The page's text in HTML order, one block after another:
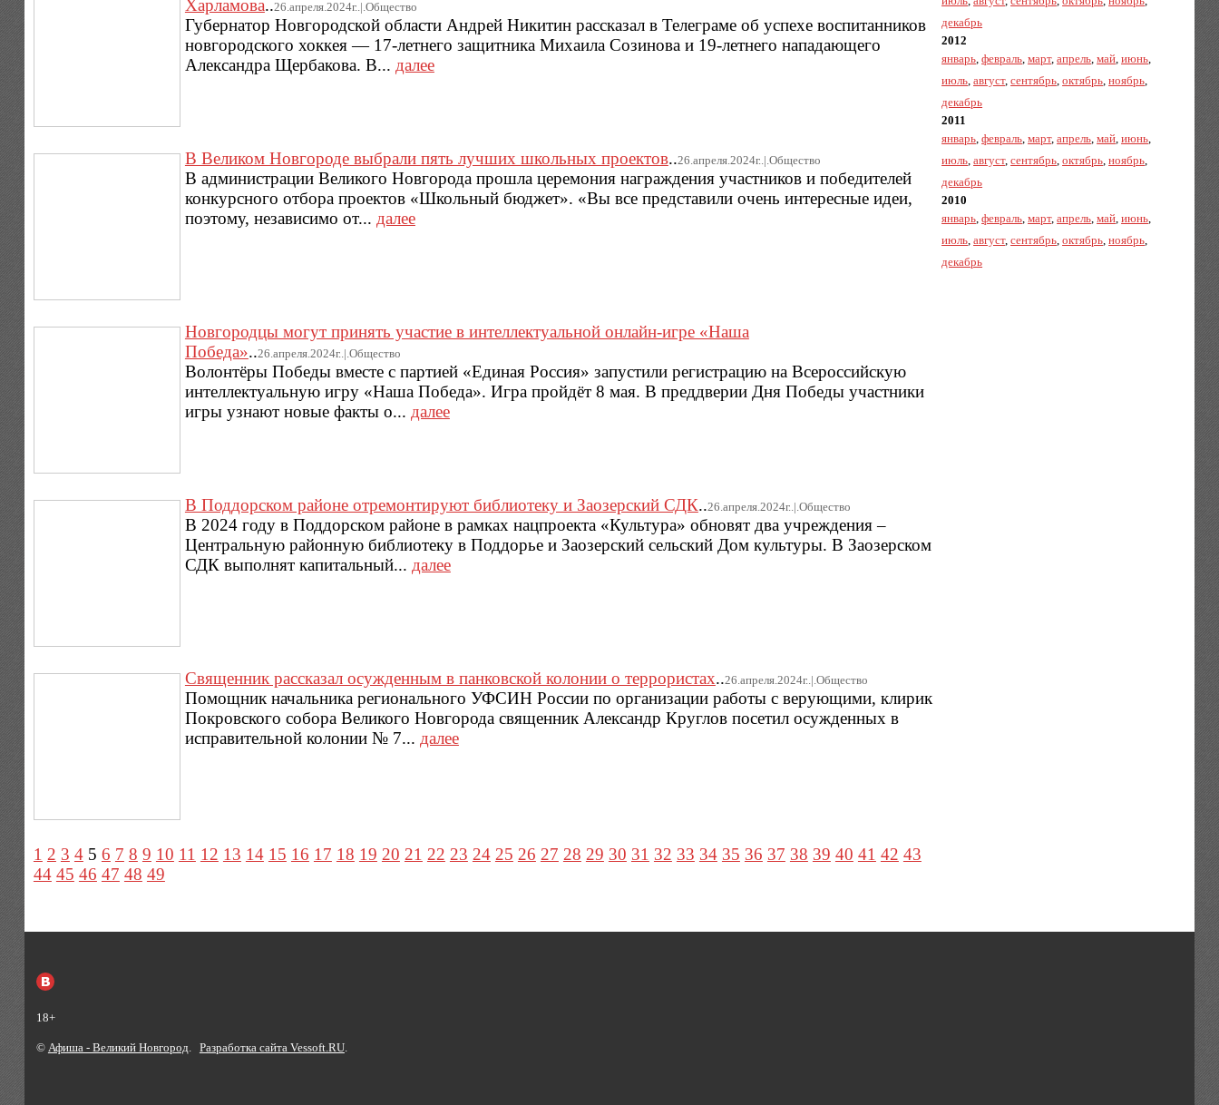
Харламова..26.апреля.2024г..|.Общество
Губернатор Новгородской области Андрей Никитин рассказал в Телеграме об успехе воспитанников
новгородского хоккея — 17-летнего защитника Михаила Созинова и 19-летнего нападающего
Александра Щербакова. В... далее
В Великом Новгороде выбрали пять лучших школьных проектов..26.апреля.2024г..|.Общество
В администрации Великого Новгорода прошла церемония награждения участников и победителей
конкурсного отбора проектов «Школьный бюджет». «Вы все представили очень интересные идеи,
поэтому, независимо от... далее
Новгородцы могут принять участие в интеллектуальной онлайн-игре «Наша
Победа»..26.апреля.2024г..|.Общество
Волонтёры Победы вместе с партией «Единая Россия» запустили регистрацию на Всероссийскую
интеллектуальную игру «Наша Победа». Игра пройдёт 8 мая. В преддверии Дня Победы участники
игры узнают новые факты о... далее
В Поддорском районе отремонтируют библиотеку и Заозерский СДК..26.апреля.2024г..|.Общество
В 2024 году в Поддорском районе в рамках нацпроекта «Культура» обновят два учреждения –
Центральную районную библиотеку в Поддорье и Заозерский сельский Дом культуры. В Заозерском
СДК выполнят капитальный... далее
Священник рассказал осужденным в панковской колонии о террористах..26.апреля.2024г..|.Общество
Помощник начальника регионального УФСИН России по организации работы с верующими, клирик
Покровского собора Великого Новгорода священник Александр Круглов посетил осужденных в
исправительной колонии № 7... далее
1 2 3 4 5 6 7 8 9 10 11 12 13 14 15 16 17 18 19 20 21 22 23 24 25 26 27 28 29 30 31 32 33 34 35 36 37 38 39 40 41 42 43
44 45 46 47 48 49
декабрь
2012
январь,февраль,март,апрель,май,июнь,
июль,август,сентябрь,октябрь,ноябрь,
декабрь
2011
январь,февраль,март,апрель,май,июнь,
июль,август,сентябрь,октябрь,ноябрь,
декабрь
2010
январь,февраль,март,апрель,май,июнь,
июль,август,сентябрь,октябрь,ноябрь,
декабрь
18+
© Афиша - Великий Новгород Разработка сайта Vessoft.RU.